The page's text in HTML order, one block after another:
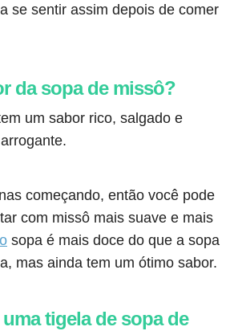
se sentir assim depois de comer
da sopa de missô?
um sabor rico, salgado e
começando, então você pode
com missô mais suave e mais
sopa é mais doce do que a sopa
mas ainda tem um ótimo sabor.
tigela de sopa de